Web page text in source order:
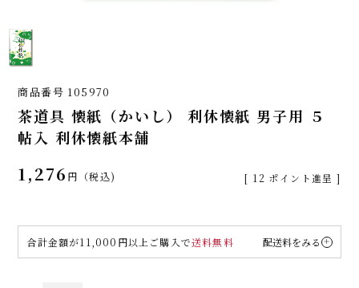
商品番号 105970
茶道具 懐紙（かいし） 利休懐紙 男子用 ５
帖入 利休懐紙本舗
1,276 税込 [ 12 ポイント進呈 ]
合計金額が11,000円以上ご購入で送料無料 配送料をみる